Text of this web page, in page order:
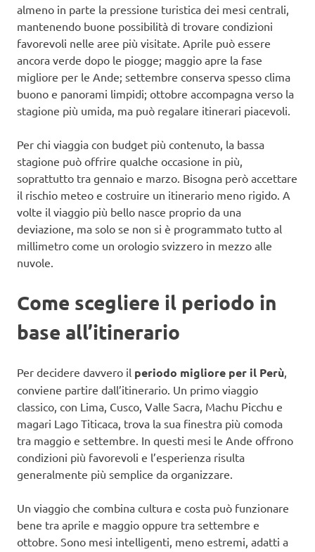
almeno in parte la pressione turistica dei mesi centrali,
mantenendo buone possibilità di trovare condizioni
favorevoli nelle aree più visitate. Aprile può essere
ancora verde dopo le piogge; maggio apre la fase
migliore per le Ande; settembre conserva spesso clima
buono e panorami limpidi; ottobre accompagna verso la
stagione più umida, ma può regalare itinerari piacevoli.
Per chi viaggia con budget più contenuto, la bassa
stagione può offrire qualche occasione in più,
soprattutto tra gennaio e marzo. Bisogna però accettare
il rischio meteo e costruire un itinerario meno rigido. A
volte il viaggio più bello nasce proprio da una
deviazione, ma solo se non si è programmato tutto al
millimetro come un orologio svizzero in mezzo alle
nuvole.
Come scegliere il periodo in
base all’itinerario
Per decidere davvero il periodo migliore per il Perù
conviene partire dall’itinerario. Un primo viaggio
classico, con Lima, Cusco, Valle Sacra, Machu Picchu e
magari Lago Titicaca, trova la sua finestra più comoda
tra maggio e settembre. In questi mesi le Ande offrono
condizioni più favorevoli e l’esperienza risulta
generalmente più semplice da organizzare.
Un viaggio che combina cultura e costa può funzionare
bene tra aprile e maggio oppure tra settembre e
ottobre. Sono mesi intelligenti, meno estremi, adatti a